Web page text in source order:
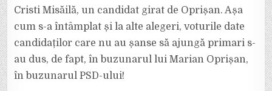
Cristi Misăilă, un candidat girat de Oprișan. Așa
cum s-a întâmplat și la alte alegeri, voturile date
candidaților care nu au șanse să ajungă primari s-
au dus, de fapt, în buzunarul lui Marian Oprișan,
în buzunarul PSD-ului!